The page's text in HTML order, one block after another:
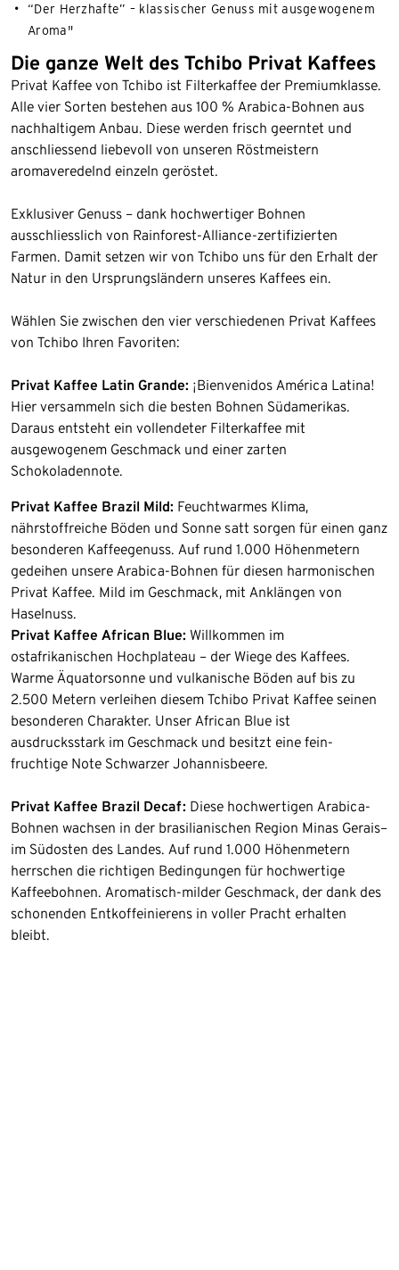
“Der Herzhafte” – klassischer Genuss mit ausgewogenem
Aroma"
Die ganze Welt des Tchibo Privat Kaffees
Privat Kaffee von Tchibo ist Filterkaffee der Premiumklasse.
Alle vier Sorten bestehen aus 100 % Arabica-Bohnen aus
nachhaltigem Anbau. Diese werden frisch geerntet und
anschliessend liebevoll von unseren Röstmeistern
aromaveredelnd einzeln geröstet.
Exklusiver Genuss – dank hochwertiger Bohnen
ausschliesslich von Rainforest-Alliance-zertifizierten
Farmen. Damit setzen wir von Tchibo uns für den Erhalt der
Natur in den Ursprungsländern unseres Kaffees ein.
Wählen Sie zwischen den vier verschiedenen Privat Kaffees
von Tchibo Ihren Favoriten:
Privat Kaffee Latin Grande: ¡Bienvenidos América Latina!
Hier versammeln sich die besten Bohnen Südamerikas.
Daraus entsteht ein vollendeter Filterkaffee mit
ausgewogenem Geschmack und einer zarten
Schokoladennote.
Privat Kaffee Brazil Mild: Feuchtwarmes Klima,
nährstoffreiche Böden und Sonne satt sorgen für einen ganz
besonderen Kaffeegenuss. Auf rund 1.000 Höhenmetern
gedeihen unsere Arabica-Bohnen für diesen harmonischen
Privat Kaffee. Mild im Geschmack, mit Anklängen von
Haselnuss.
Privat Kaffee African Blue: Willkommen im
ostafrikanischen Hochplateau – der Wiege des Kaffees.
Warme Äquatorsonne und vulkanische Böden auf bis zu
2.500 Metern verleihen diesem Tchibo Privat Kaffee seinen
besonderen Charakter. Unser African Blue ist
ausdrucksstark im Geschmack und besitzt eine fein-
fruchtige Note Schwarzer Johannisbeere.
Privat Kaffee Brazil Decaf: Diese hochwertigen Arabica-
Bohnen wachsen in der brasilianischen Region Minas Gerais–
im Südosten des Landes. Auf rund 1.000 Höhenmetern
herrschen die richtigen Bedingungen für hochwertige
Kaffeebohnen. Aromatisch-milder Geschmack, der dank des
schonenden Entkoffeinierens in voller Pracht erhalten
bleibt.